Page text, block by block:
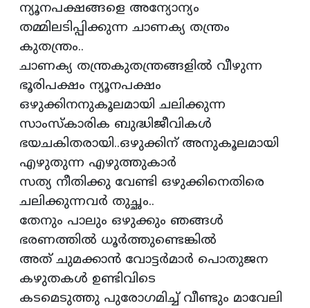
ന്യൂനപക്ഷങ്ങളെ അന്യോന്യം
തമ്മിലടിപ്പിക്കുന്ന ചാണക്യ തന്ത്രം
കുതന്ത്രം..
ചാണക്യ തന്ത്രകുതന്ത്രങ്ങളിൽ വീഴുന്ന
ഭൂരിപക്ഷം ന്യൂനപക്ഷം
ഒഴുക്കിനനുകൂലമായി ചലിക്കുന്ന
സാംസ്കാരിക ബുദ്ധിജീവികൾ
ഭയചകിതരായി..ഒഴുക്കിന് അനുകൂലമായി
എഴുതുന്ന എഴുത്തുകാർ
സത്യ നീതിക്കു വേണ്ടി ഒഴുക്കിനെതിരെ
ചലിക്കുന്നവർ തുച്ഛം..
തേനും പാലും ഒഴുക്കും ഞങ്ങൾ
ഭരണത്തിൽ ധൂർത്തുണ്ടെങ്കിൽ
അത് ചുമക്കാൻ വോട്ടർമാർ പൊതുജന
കഴുതകൾ ഉണ്ടിവിടെ
കടമെടുത്തു പുരോഗമിച്ച് വീണ്ടും മാവേലി